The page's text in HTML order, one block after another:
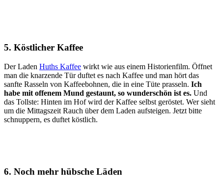
5. Köstlicher Kaffee
Der Laden Huths Kaffee wirkt wie aus einem Historienfilm. Öffnet
man die knarzende Tür duftet es nach Kaffee und man hört das
sanfte Rasseln von Kaffeebohnen, die in eine Tüte prasseln. Ich
habe mit offenem Mund gestaunt, so wunderschön ist es. Und
das Tollste: Hinten im Hof wird der Kaffee selbst geröstet. Wer sieht
um die Mittagszeit Rauch über dem Laden aufsteigen. Jetzt bitte
schnuppern, es duftet köstlich.
6. Noch mehr hübsche Läden